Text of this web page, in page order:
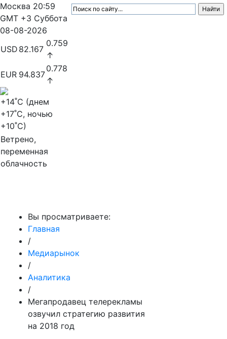
Москва 20:59
GMT +3 Суббота
08-08-2026
USD 82.167
0.759
↑
EUR 94.837
0.778
↑
+14˚C (днем
+17˚C, ночью
+10˚C)
Ветрено,
переменная
облачность
Вы просматриваете:
Главная
/
Медиарынок
/
Аналитика
/
Мегапродавец телерекламы
озвучил стратегию развития
на 2018 год